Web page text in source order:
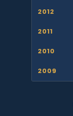
2012
2011
2010
2009